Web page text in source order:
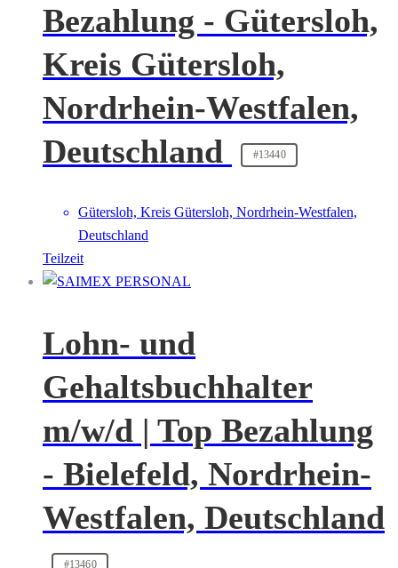
Bezahlung - Gütersloh,
Kreis Gütersloh,
Nordrhein-Westfalen,
Deutschland
#13440
Gütersloh, Kreis Gütersloh, Nordrhein-Westfalen,
Deutschland
Teilzeit
Lohn- und
Gehaltsbuchhalter
m/w/d | Top Bezahlung
- Bielefeld, Nordrhein-
Westfalen, Deutschland
#13460